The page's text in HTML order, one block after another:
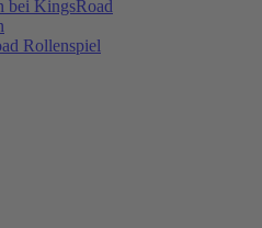
bei KingsRoad
Rollenspiel